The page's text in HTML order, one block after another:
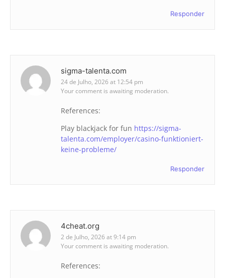
Responder
sigma-talenta.com
24 de Julho, 2026 at 12:54 pm
Your comment is awaiting moderation.
References:
Play blackjack for fun https://sigma-
talenta.com/employer/casino-funktioniert-
keine-probleme/
Responder
4cheat.org
2 de Julho, 2026 at 9:14 pm
Your comment is awaiting moderation.
References: